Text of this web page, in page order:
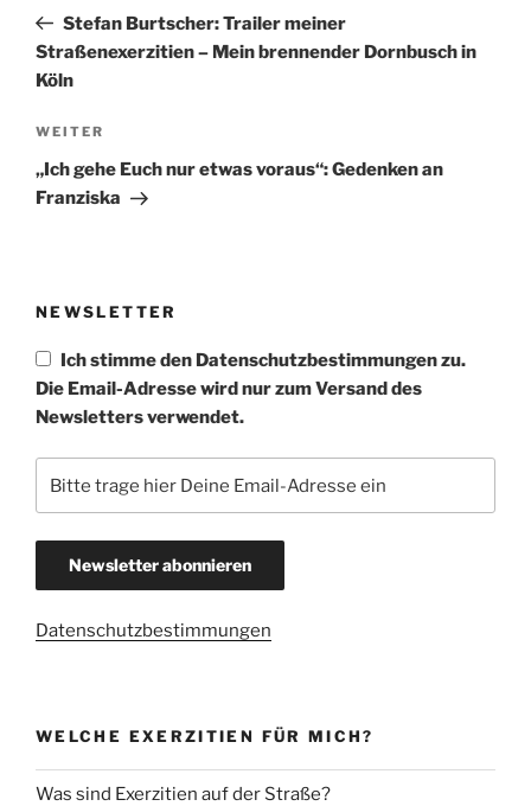
Beitrag
Stefan Burtscher: Trailer meiner
Straßenexerzitien – Mein brennender Dornbusch in
Köln
Nächster
Beitrag
WEITER
„Ich gehe Euch nur etwas voraus“: Gedenken an
Franziska
NEWSLETTER
Ich stimme den Datenschutzbestimmungen zu.
Die Email-Adresse wird nur zum Versand des
Newsletters verwendet.
Datenschutzbestimmungen
WELCHE EXERZITIEN FÜR MICH?
Was sind Exerzitien auf der Straße?